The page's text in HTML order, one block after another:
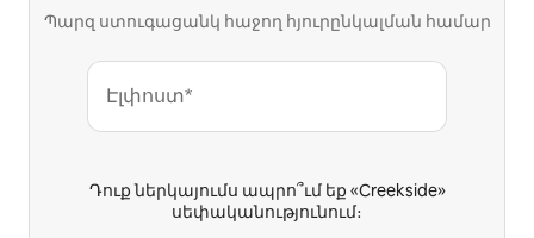
Պարզ ստուգացանկ հաջող հյուրընկալման համար
Էլփոստ*
Դուք ներկայումս ապրո՞ւմ եք «Creekside»
սեփականությունում։